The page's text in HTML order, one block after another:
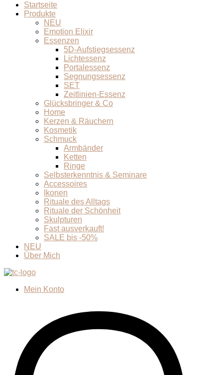
Startseite
Produkte
NEU
Emotion Elixir
Essenzen
5D-Aufstiegsessenz
Lichtessenz
Portalessenz
Segnungsessenz
SET
Zeitlinien-Essenz
Glücksbringer & Co
Home
Kerzen & Räuchern
Kosmetik
Schmuck
Armbänder
Ketten
Ringe
Selbsterkenntnis & Seminare
Accessoires
Ikonen
Rituale des Alltags
Rituale der Schönheit
Skulpturen
Fast ausverkauft!
SALE bis -50%
NEU
Über Mich
Mein Konto